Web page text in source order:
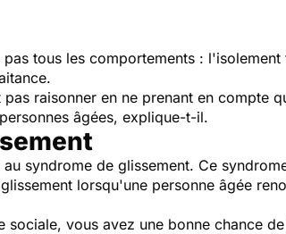
tous les comportements :
raisonner en ne prenant en compte
âgées, explique-t-il.
syndrome de glissement. Ce
lorsqu'une personne âgée
vous avez une bonne chance